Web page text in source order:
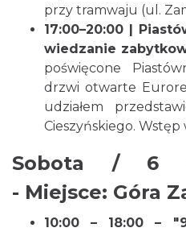
Cieszyn
1.62 km
przy tramwaju (ul.
17:00–20:00 |
wiedzanie
poświęcone
drzwi otwarte
udziałem
Cieszyńskiego.
Sobota / 6
- Miejsce: Góra
10:00 – 18:00 –